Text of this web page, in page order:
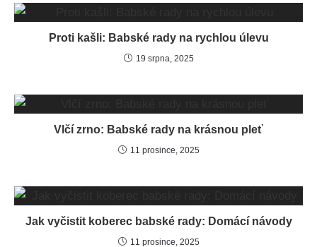
Proti kašli: Babské rady na rychlou úlevu
19 srpna, 2025
Vlčí zrno: Babské rady na krásnou pleť
11 prosince, 2025
Jak vyčistit koberec babské rady: Domácí návody
11 prosince, 2025